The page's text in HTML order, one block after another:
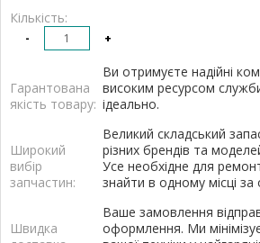
Кількість:
- +
Гарантована
якість товару:
Ви отримуєте надійні
високим ресурсом
ідеально.
Широкий
вибір
запчастин:
Великий складський
різних брендів та
Усе необхідне для
знайти в одному місці за
Швидка
Ваше замовлення
оформлення. Ми